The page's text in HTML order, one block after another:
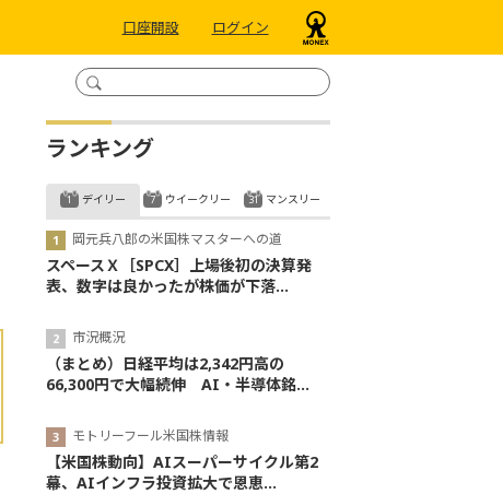
口座開設 ログイン
ランキング
デイリー
岡元兵八郎の米国株マスターへの道
スペースＸ［SPCX］上場後初の決算発
表、数字は良かったが株価が下落...
市況概況
（まとめ）日経平均は2,342円高の
66,300円で大幅続伸 AI・半導体銘...
モトリーフール米国株情報
【米国株動向】AIスーパーサイクル第2
幕、AIインフラ投資拡大で恩恵...
ウイークリー マンスリー